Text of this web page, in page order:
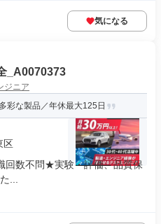
気になる
_A0070373
ジニア
彩な製品／年休最大125日
区
回数不問★実験・評価、品質保
...